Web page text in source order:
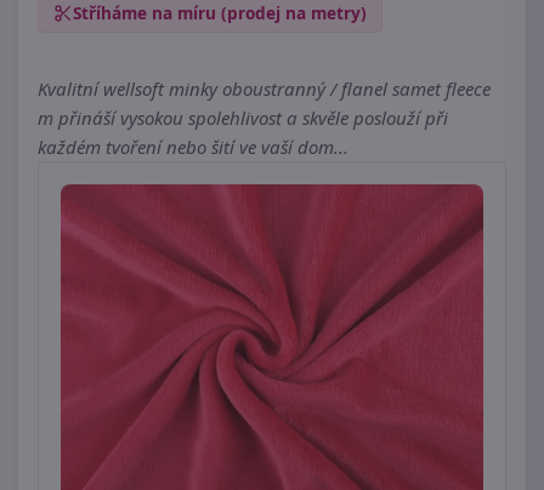
Stříháme na míru (prodej na metry)
Kvalitní wellsoft minky oboustranný / flanel samet fleece
m přináší vysokou spolehlivost a skvěle poslouží při
každém tvoření nebo šití ve vaší dom...